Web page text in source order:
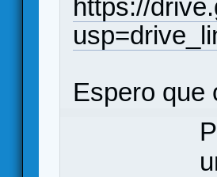
https://
Espero que